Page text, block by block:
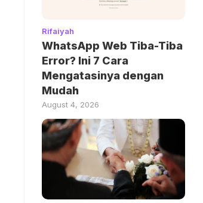
Rifaiyah
WhatsApp Web Tiba-Tiba
Error? Ini 7 Cara
Mengatasinya dengan
Mudah
August 4, 2026